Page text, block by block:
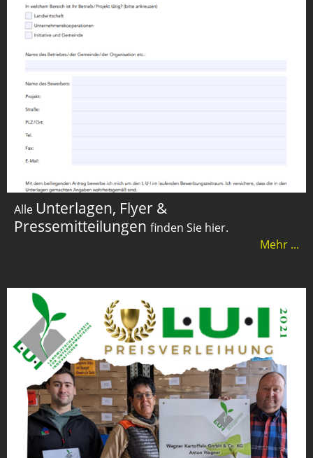
Alle Unterlagen, Flyer &
Pressemitteilungen finden Sie hier.
Mehr ...